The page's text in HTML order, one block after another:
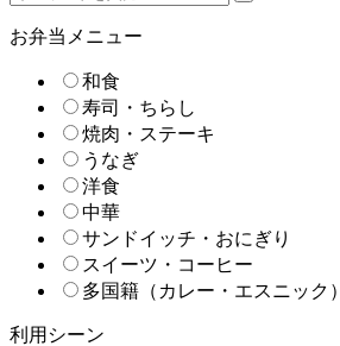
お弁当メニュー
和食
寿司・ちらし
焼肉・ステーキ
うなぎ
洋食
中華
サンドイッチ・おにぎり
スイーツ・コーヒー
多国籍（カレー・エスニック）
利用シーン